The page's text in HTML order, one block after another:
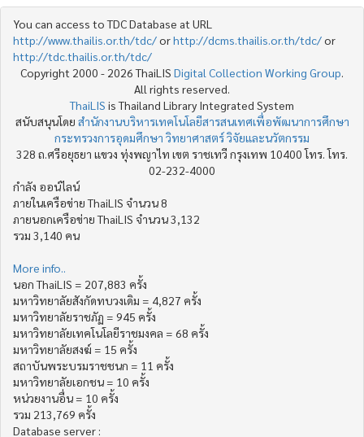
You can access to TDC Database at URL
http://www.thailis.or.th/tdc/orhttp://dcms.thailis.or.th/tdc/or
http://tdc.thailis.or.th/tdc/
Copyright 2000 - 2026 ThaiLIS Digital Collection Working Group
All rights reserved.
ThaiLIS is Thailand Library Integrated System
สนับสนุนโดย สำนักงานบริหารเทคโนโลยีสารสนเทศเพื่อพัฒนาการศึกษา
กระทรวงการอุดมศึกษา วิทยาศาสตร์ วิจัยและนวัตกรรม
328 ถ.ศรีอยุธยา แขวง ทุ่งพญาไท เขต ราชเทวี กรุงเทพ 10400 โทร. โทร.
02-232-4000
กำลัง ออน์ไลน์
ภายในเครือข่าย ThaiLIS จำนวน 8
ภายนอกเครือข่าย ThaiLIS จำนวน 3,132
รวม 3,140 คน
More info..
นอก ThaiLIS = 207,883 ครั้ง
มหาวิทยาลัยสังกัดทบวงเดิม = 4,827 ครั้ง
มหาวิทยาลัยราชภัฏ = 945 ครั้ง
มหาวิทยาลัยเทคโนโลยีราชมงคล = 68 ครั้ง
มหาวิทยาลัยสงฆ์ = 15 ครั้ง
สถาบันพระบรมราชชนก = 11 ครั้ง
มหาวิทยาลัยเอกชน = 10 ครั้ง
หน่วยงานอื่น = 10 ครั้ง
รวม 213,769 ครั้ง
Database server :